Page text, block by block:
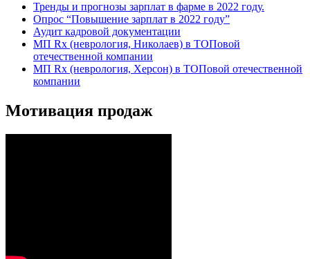
Тренды и прогнозы зарплат в фарме в 2022 году.
Опрос “Повышение зарплат в 2022 году”
Аудит кадровой документации
МП Rx (неврология, Николаев) в ТОПовой
отечественной компании
МП Rx (неврология, Херсон) в ТОПовой отечественной
компании
Мотивация продаж